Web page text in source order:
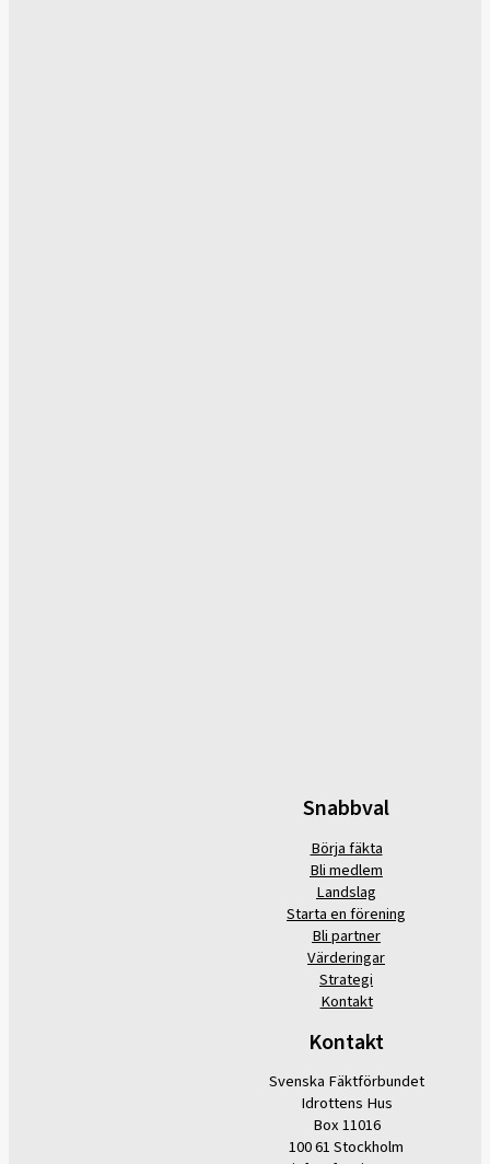
Snabbval
Börja fäkta
Bli medlem
Landslag
Starta en förening
Bli partner
Värderingar
Strategi
Kontakt
Kontakt
Svenska Fäktförbundet
Idrottens Hus
Box 11016
100 61 Stockholm